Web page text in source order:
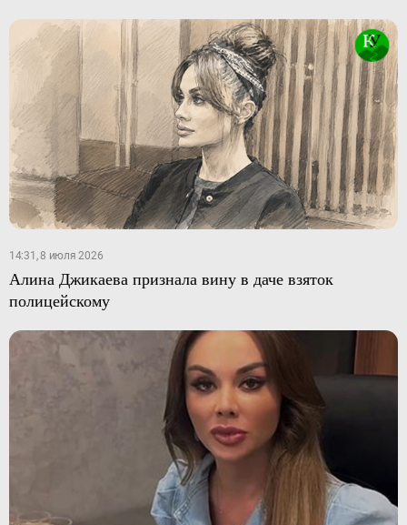
14:31, 8 июля 2026
Алина Джикаева признала вину в даче взяток
полицейскому